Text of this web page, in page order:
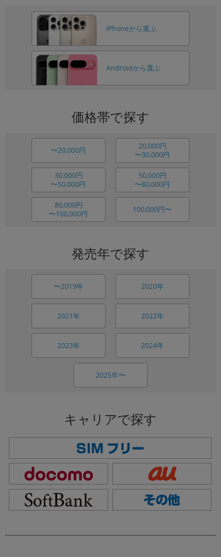
iPhoneから選ぶ
Androidから選ぶ
価格帯で探す
〜20,000円 20,000円
〜30,000円
30,000円
〜50,000円
50,000円
〜80,000円
80,000円
〜100,000円 100,000円〜
発売年で探す
〜2019年 2020年
2021年 2022年
2023年 2024年
2025年〜
キャリアで探す